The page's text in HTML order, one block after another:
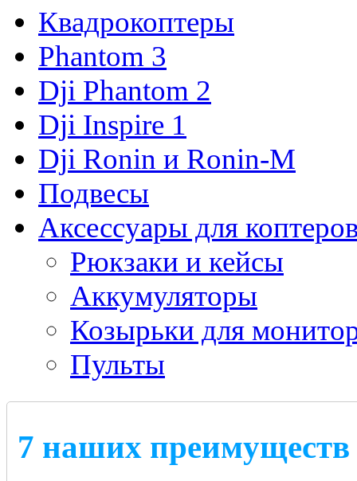
Квадрокоптеры
Phantom 3
Dji Phantom 2
Dji Inspire 1
Dji Ronin и Ronin-M
Подвесы
Аксессуары для
Рюкзаки и кейсы
Аккумуляторы
Козырьки для
Пульты
7 наших преимуществ